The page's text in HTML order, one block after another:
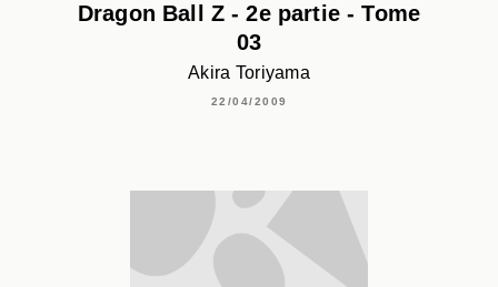
Dragon Ball Z - 2e partie - Tome
03
Akira Toriyama
22/04/2009